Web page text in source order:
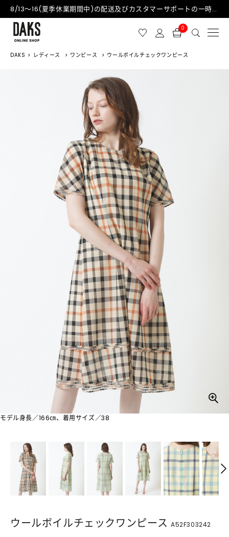
8/13～16(夏季休業期間中)の配送及びカスタマーサポートの一時停止について
0
DAKS レディース ワンピース ウールボイルチェックワンピース
モデル身長／166㎝、着用サイズ／38
ウールボイルチェックワンピース A52F303242